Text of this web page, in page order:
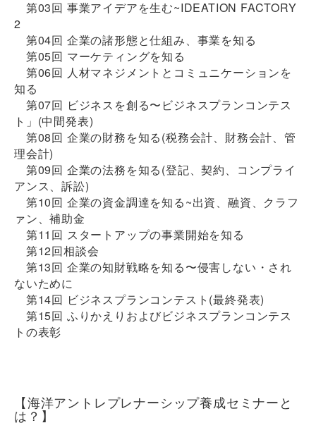
第03回 事業アイデアを⽣む~IDEATION FACTORY
2
第04回 企業の諸形態と仕組み、事業を知る
第05回 マーケティングを知る
第06回 ⼈材マネジメントとコミュニケーションを
知る
第07回 ビジネスを創る〜ビジネスプランコンテス
ト」(中間発表)
第08回 企業の財務を知る(税務会計、財務会計、管
理会計)
第09回 企業の法務を知る(登記、契約、コンプライ
アンス、訴訟)
第10回 企業の資⾦調達を知る~出資、融資、クラフ
ァン、補助⾦
第11回 スタートアップの事業開始を知る
第12回相談会
第13回 企業の知財戦略を知る〜侵害しない・され
ないために
第14回 ビジネスプランコンテスト(最終発表)
第15回 ふりかえりおよびビジネスプランコンテス
トの表彰
【海洋アントレプレナーシップ養成セミナーと
は？】